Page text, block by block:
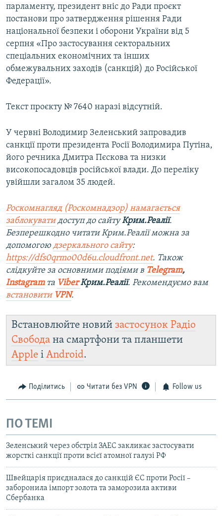
парламенту, президент вніс до Ради проєкт
постанови про затвердження рішення Ради
національної безпеки і оборони України від 5
серпня «Про застосування секторальних
спеціальних економічних та інших
обмежувальних заходів (санкцій) до Російської
Федерації».
Текст проєкту № 7640 наразі відсутній.
У червні Володимир Зеленський запровадив
санкції проти президента Росії Володимира Путіна,
його речника Дмитра Пєскова та низки
високопосадовців російської влади. До переліку
увійшли загалом 35 людей.
Роскомнагляд (Роскомнадзор) намагається
заблокуватидоступ до сайтуКрим.Реалії.
Безперешкодно читати Крим.Реалії можна за
допомогою дзеркального сайту:
https://dfs0qrmo00d6u.cloudfront.net. Також
слідкуйте за основними подіями в Telegram,
Instagramта ViberКрим.Реалії. Рекомендуємо вам
встановити VPN.
Встановлюйте новий застосунок Радіо
Свобода на смартфони та планшети
Apple і Android.
Поділитись Читати без VPN Follow us
ПО ТЕМІ
Зеленський через обстріл ЗАЕС закликає застосувати
жорсткі санкції проти всієї атомної галузі РФ
Швейцарія приєдналася до санкцій ЄС проти Росії –
заборонила імпорт золота та заморозила активи
Сбербанка